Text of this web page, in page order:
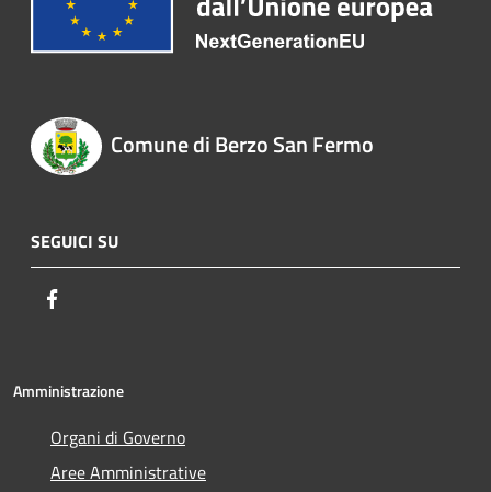
Comune di Berzo San Fermo
SEGUICI SU
Amministrazione
Organi di Governo
Aree Amministrative